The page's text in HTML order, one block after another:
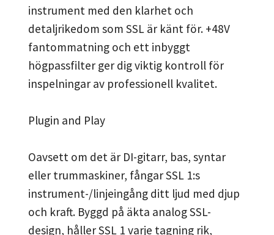
instrument med den klarhet och
detaljrikedom som SSL är känt för. +48V
fantommatning och ett inbyggt
högpassfilter ger dig viktig kontroll för
inspelningar av professionell kvalitet.
Plugin and Play
Oavsett om det är DI-gitarr, bas, syntar
eller trummaskiner, fångar SSL 1:s
instrument-/linjeingång ditt ljud med djup
och kraft. Byggd på äkta analog SSL-
design, håller SSL 1 varje tagning rik,